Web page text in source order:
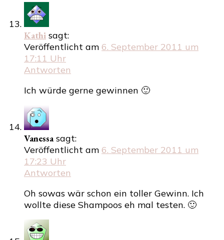
Kathi sagt:
Veröffentlicht am 6. September 2011 um
17:11 Uhr
Antworten
Ich würde gerne gewinnen 🙂
Vanessa sagt:
Veröffentlicht am 6. September 2011 um
17:23 Uhr
Antworten
Oh sowas wär schon ein toller Gewinn. Ich
wollte diese Shampoos eh mal testen. 🙂